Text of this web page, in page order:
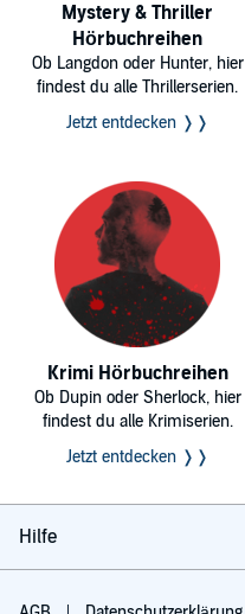
Mystery & Thriller
Hörbuchreihen
Ob Langdon oder Hunter, hier
findest du alle Thrillerserien.
Jetzt entdecken ❭❭
Krimi Hörbuchreihen
Ob Dupin oder Sherlock, hier
findest du alle Krimiserien.
Jetzt entdecken ❭❭
Hilfe